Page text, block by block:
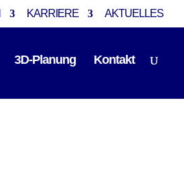
KARRIERE AKTUELLES
3D-Planung Kontakt